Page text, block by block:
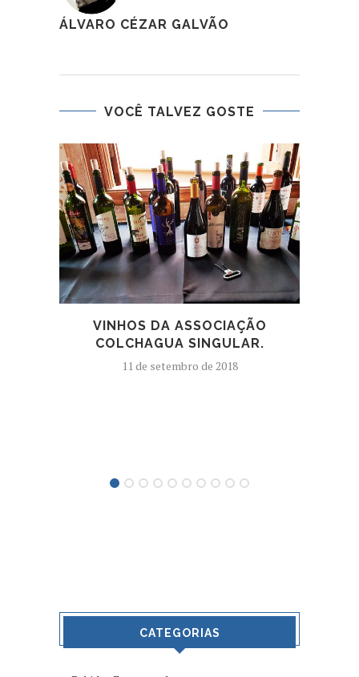
ÁLVARO CÉZAR GALVÃO
VOCÊ TALVEZ GOSTE
VINHOS DA ASSOCIAÇÃO
COLCHAGUA SINGULAR.
11 de setembro de 2018
CATEGORIAS